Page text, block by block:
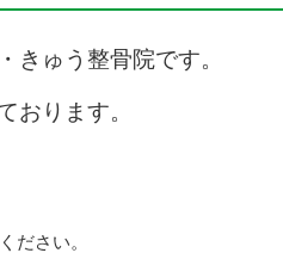
きゅう整骨院です。
おります。
ださい。